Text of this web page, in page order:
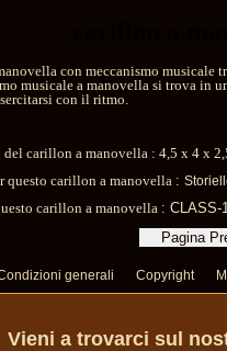
con meccanismo musicale
musicale a manovella si trova in
con il ritmo.
carillon a manovella : 4,5 x 4 x
questo carillon a manovella :
carillon a manovella : CLASS-
generali Copyright
Vieni a trovarci sul